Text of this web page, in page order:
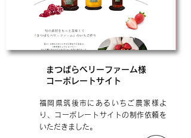
まつばらベリーファーム様
コーポレートサイト
福岡県筑後市にあるいちご農家様よ
り、コーポレートサイトの制作依頼を
いただきました。